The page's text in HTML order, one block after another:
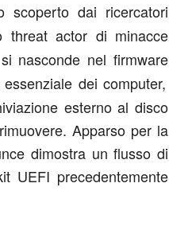
scoperto dai ricercatori
actor di minacce
nasconde nel firmware
dei computer,
esterno al disco
Apparso per la
dimostra un flusso di
UEFI precedentemente